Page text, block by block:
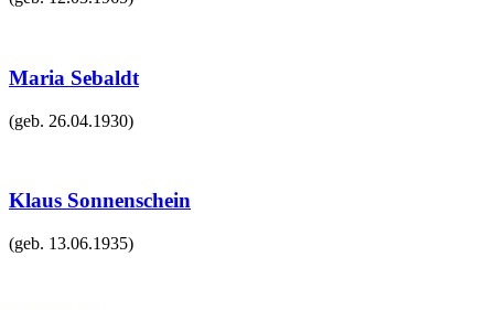
Maria Sebaldt
(geb. 26.04.1930)
Klaus Sonnenschein
(geb. 13.06.1935)